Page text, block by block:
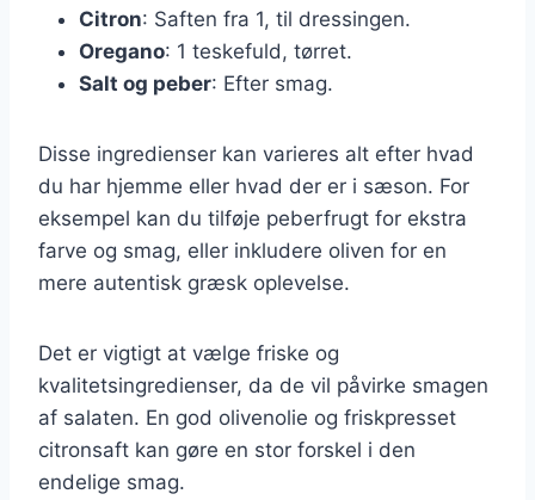
Citron: Saften fra 1, til dressingen.
Oregano: 1 teskefuld, tørret.
Salt og peber: Efter smag.
Disse ingredienser kan varieres alt efter hvad
du har hjemme eller hvad der er i sæson. For
eksempel kan du tilføje peberfrugt for ekstra
farve og smag, eller inkludere oliven for en
mere autentisk græsk oplevelse.
Det er vigtigt at vælge friske og
kvalitetsingredienser, da de vil påvirke smagen
af salaten. En god olivenolie og friskpresset
citronsaft kan gøre en stor forskel i den
endelige smag.